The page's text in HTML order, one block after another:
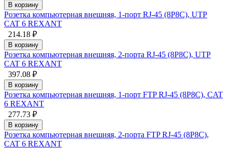
В корзину
Розетка компьютерная внешняя, 1-порт RJ-45 (8P8C), UTP
CAT 6 REXANT
214.18 ₽
В корзину
Розетка компьютерная внешняя, 2-порта RJ-45 (8P8C), UTP
CAT 6 REXANT
397.08 ₽
В корзину
Розетка компьютерная внешняя, 1-порт FTP RJ-45 (8P8C), CAT
6 REXANT
277.73 ₽
В корзину
Розетка компьютерная внешняя, 2-порта FTP RJ-45 (8P8C),
CAT 6 REXANT